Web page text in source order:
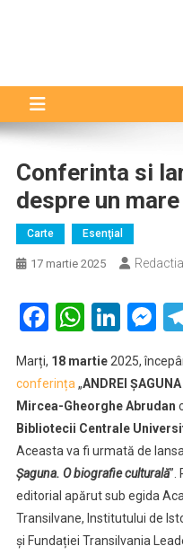
Conferinta si
despre un
Carte Esenţial
17 martie 2025 Redactia
Facebook
Marți, 18 martie2025,
conferința„ANDREI
Mircea-Gheorghe Abrudan
Bibliotecii Centrale
Aceasta va fi urmată de
Șaguna. O biografie culturală”.
editorial apărut sub egida
Transilvane, Institutului de
și Fundației Transilvania